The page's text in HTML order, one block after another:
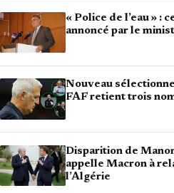
« Police de l’eau » :
annoncé par le
Nouveau
FAF retient trois
Disparition de
appelle Macron à
l’Algérie